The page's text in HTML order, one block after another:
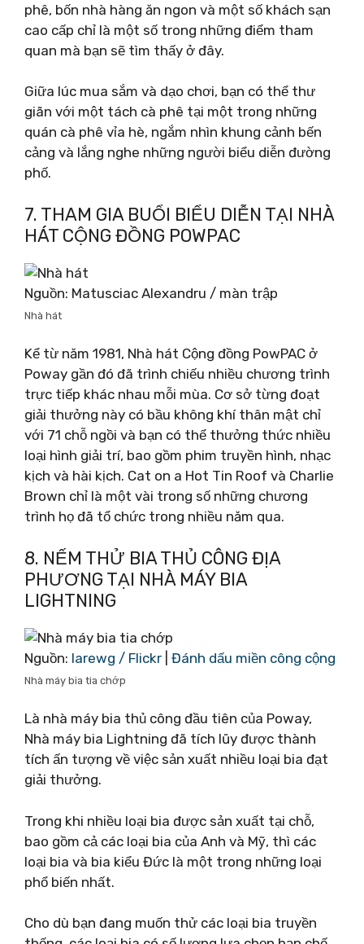
phê, bốn nhà hàng ăn ngon và một số khách sạn
cao cấp chỉ là một số trong những điểm tham
quan mà bạn sẽ tìm thấy ở đây.
Giữa lúc mua sắm và dạo chơi, bạn có thể thư
giãn với một tách cà phê tại một trong những
quán cà phê vỉa hè, ngắm nhìn khung cảnh bến
cảng và lắng nghe những người biểu diễn đường
phố.
7. THAM GIA BUỔI BIỂU DIỄN TẠI NHÀ
HÁT CỘNG ĐỒNG POWPAC
Nguồn: Matusciac Alexandru / màn trập
Nhà hát
Kể từ năm 1981, Nhà hát Cộng đồng PowPAC ở
Poway gần đó đã trình chiếu nhiều chương trình
trực tiếp khác nhau mỗi mùa. Cơ sở từng đoạt
giải thưởng này có bầu không khí thân mật chỉ
với 71 chỗ ngồi và bạn có thể thưởng thức nhiều
loại hình giải trí, bao gồm phim truyền hình, nhạc
kịch và hài kịch. Cat on a Hot Tin Roof và Charlie
Brown chỉ là một vài trong số những chương
trình họ đã tổ chức trong nhiều năm qua.
8. NẾM THỬ BIA THỦ CÔNG ĐỊA
PHƯƠNG TẠI NHÀ MÁY BIA
LIGHTNING
Nguồn: larewg / Flickr Đánh dấu miền công cộng
Nhà máy bia tia chớp
Là nhà máy bia thủ công đầu tiên của Poway,
Nhà máy bia Lightning đã tích lũy được thành
tích ấn tượng về việc sản xuất nhiều loại bia đạt
giải thưởng.
Trong khi nhiều loại bia được sản xuất tại chỗ,
bao gồm cả các loại bia của Anh và Mỹ, thì các
loại bia và bia kiểu Đức là một trong những loại
phổ biến nhất.
Cho dù bạn đang muốn thử các loại bia truyền